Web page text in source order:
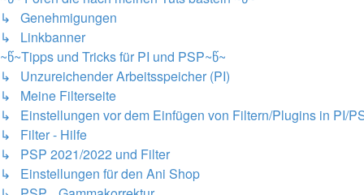
↳ Genehmigungen
↳ Linkbanner
~წ~Tipps und Tricks für PI und PSP~წ~
↳ Unzureichender Arbeitsspeicher (PI)
↳ Meine Filterseite
↳ Einstellungen vor dem Einfügen von Filtern/Plugins in PI/
↳ Filter - Hilfe
↳ PSP 2021/2022 und Filter
↳ Einstellungen für den Ani Shop